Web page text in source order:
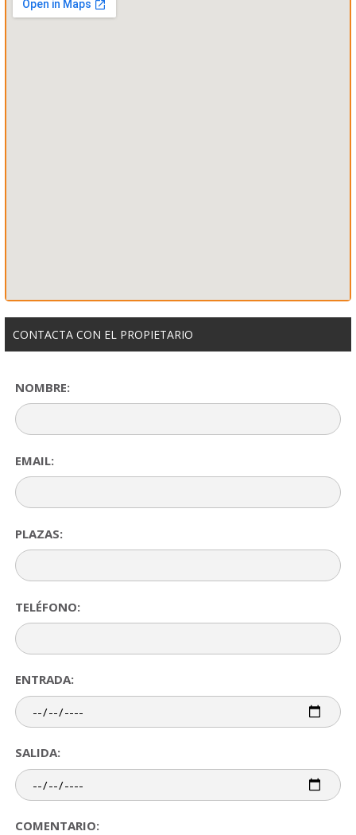
CONTACTA CON EL PROPIETARIO
NOMBRE:
EMAIL:
PLAZAS:
TELÉFONO:
ENTRADA:
SALIDA:
COMENTARIO: